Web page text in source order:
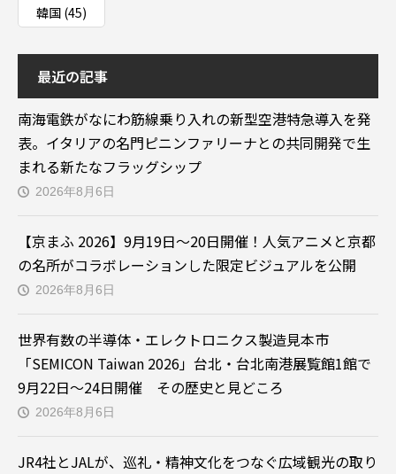
韓国 (45)
最近の記事
南海電鉄がなにわ筋線乗り入れの新型空港特急導入を発
表。イタリアの名門ピニンファリーナとの共同開発で生
まれる新たなフラッグシップ
2026年8月6日
【京まふ 2026】9月19日～20日開催！人気アニメと京都
の名所がコラボレーションした限定ビジュアルを公開
2026年8月6日
世界有数の半導体・エレクトロニクス製造見本市
「SEMICON Taiwan 2026」台北・台北南港展覧館1館で
9月22日～24日開催 その歴史と見どころ
2026年8月6日
JR4社とJALが、巡礼・精神文化をつなぐ広域観光の取り